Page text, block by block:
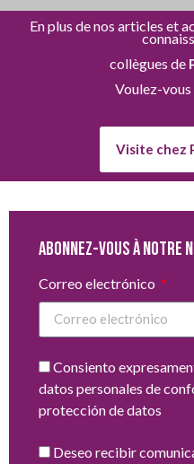
En plus de nos articles et
collègues de
Voulez-vous
Visite chez
Abonnez-vous à
Correo electrónico
Consiento
datos personales de
protección de datos
Deseo recibir